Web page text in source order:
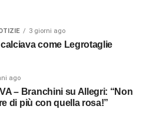
3 giorni ago
come Legrotaglie
ago
– Branchini su Allegri: “Non
di più con quella rosa!”